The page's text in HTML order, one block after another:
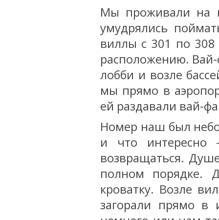
Мы проживали на
умудрялись
виллы с 301 по
расположению. Вай-
лобби и возле
мы прямо в
ей раздавали вай-
Номер наш был
и что
возвращаться.
полном порядке.
кроватку. Возле
загорали прямо в